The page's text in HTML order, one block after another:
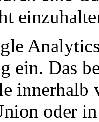
ein. Das
innerhalb
oder in